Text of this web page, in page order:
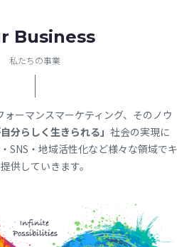
Business
私たちの事業
ーマンスマーケティング、 そのノウ
自分らしく生きられる」社会の実現に
SNS・地域活性化など様々な領域でキ
供していきます。